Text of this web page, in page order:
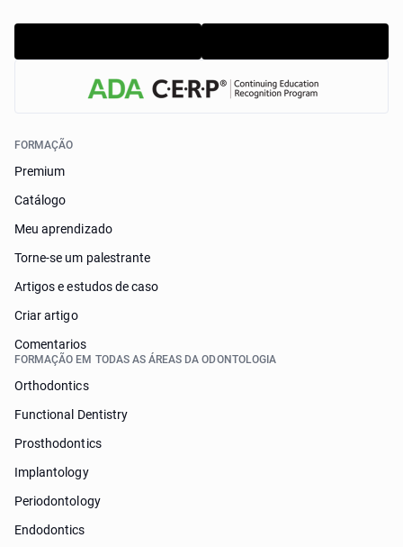
FORMAÇÃO
Premium
Catálogo
Meu aprendizado
Torne-se um palestrante
Artigos e estudos de caso
Criar artigo
Comentarios
FORMAÇÃO EM TODAS AS ÁREAS DA ODONTOLOGIA
Orthodontics
Functional Dentistry
Prosthodontics
Implantology
Periodontology
Endodontics